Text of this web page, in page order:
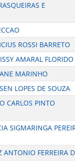
E
ROSSI BARRETO
AMARAL FLORIDO
MARINHO
LOPES DE SOUZA
CARLOS PINTO
SIGMARINGA
FERREIRA